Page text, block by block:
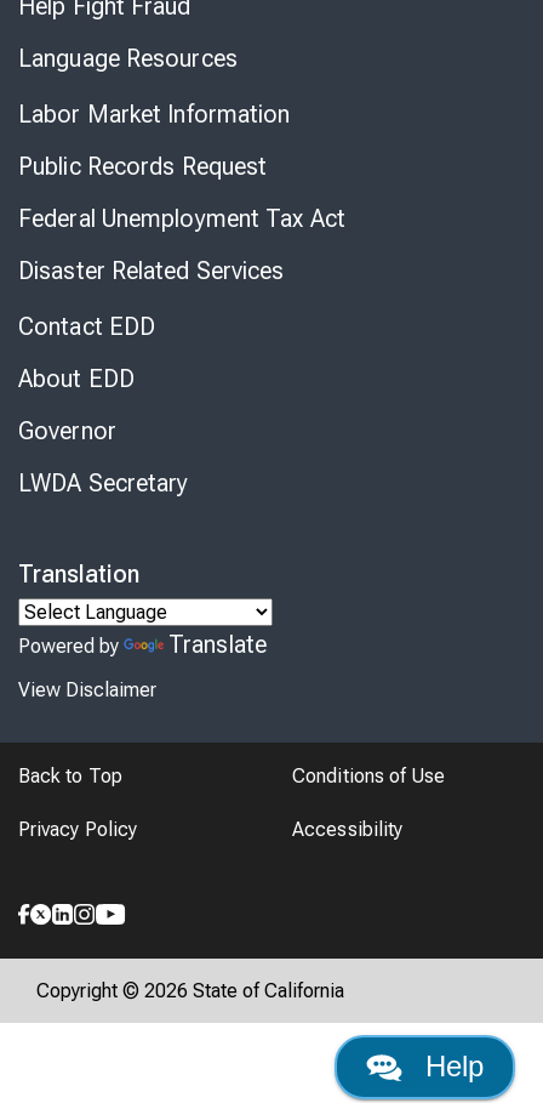
Help
Help Fight Fraud
Language Resources
Labor Market Information
Public Records Request
Federal Unemployment Tax Act
Disaster Related Services
Contact EDD
About EDD
Governor
LWDA Secretary
Translation
Powered by Translate
View Disclaimer
Back to Top Conditions of Use
Privacy Policy Accessibility
Copyright © 2026 State of California